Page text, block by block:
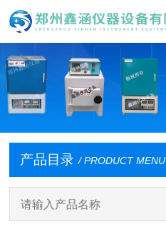
产品目录 / PRODUCT MENU